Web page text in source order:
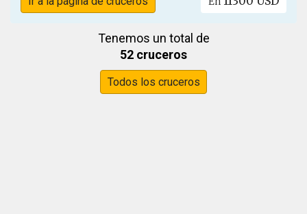
Tenemos un total de
52 cruceros
Todos los cruceros